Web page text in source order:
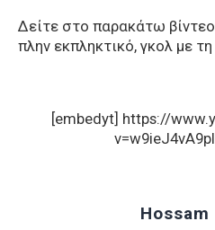
Δείτε στο παρακάτω
πλην εκπληκτικό, γκολ με
[embedyt] https://
Hossam